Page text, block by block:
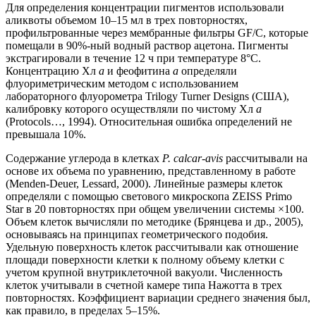
Для определения концентрации пигментов использовали
аликвоты объемом 10–15 мл в трех повторностях,
профильтрованные через мембранные фильтры GF/C, которые
помещали в 90%-ный водный раствор ацетона. Пигменты
экстрагировали в течение 12 ч при температуре 8°С.
Концентрацию Хл а и феофитина а определяли
флуориметрическим методом с использованием
лабораторного флуорометра Trilogy Turner Designs (США),
калибровку которого осуществляли по чистому Хл а
(Protocols…, 1994). Относительная ошибка определений не
превышала 10%.
Содержание углерода в клетках P. calcar-avis рассчитывали на
основе их объема по уравнению, представленному в работе
(Menden-Deuer, Lessard, 2000). Линейные размеры клеток
определяли с помощью светового микроскопа ZEISS Primo
Star в 20 повторностях при общем увеличении системы ×100.
Объем клеток вычисляли по методике (Брянцева и др., 2005),
основываясь на принципах геометрического подобия.
Удельную поверхность клеток рассчитывали как отношение
площади поверхности клетки к полному объему клетки с
учетом крупной внутриклеточной вакуоли. Численность
клеток учитывали в счетной камере типа Нажотта в трех
повторностях. Коэффициент вариации среднего значения был,
как правило, в пределах 5–15%.